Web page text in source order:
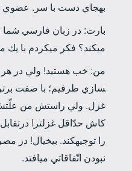
به­جاي دست با سر. عضوي
بارت: در زبان فارسي شما
مي­كند؟ فكر مي­كردم با
سازي طرفيم؛ با صفت
غزل. ولي راستش من علّتش
كاش حدّاقل غزل­تر!
را توجيه­كند. بي­خيال! در
نبودن اتّفاقاتي مي­افتد.